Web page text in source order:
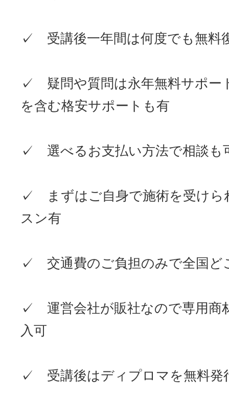
✓ 受講後一年間は何度でも無料
✓ 疑問や質問は永年無料サポー
を含む格安サポートも有
✓ 選べるお支払い方法で相談も
✓ まずはご自身で施術を受けら
スン有
✓ 交通費のご負担のみで全国ど
✓ 運営会社が販社なので専用商
入可
✓ 受講後はディプロマを無料発